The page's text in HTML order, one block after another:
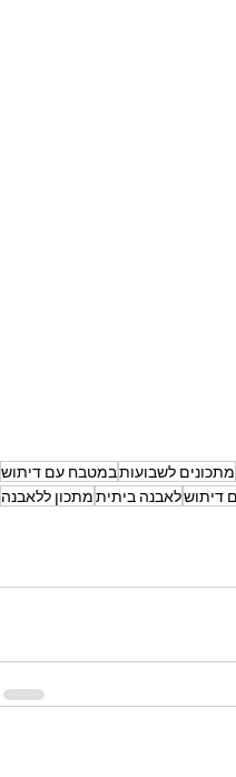
מתכונים לשבועותבמטבח עם דיתוש
דיתושלאבנה ביתיתמתכון ללאבנה